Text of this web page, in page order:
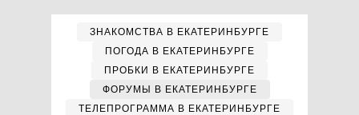
ЗНАКОМСТВА В ЕКАТЕРИНБУРГЕ
ПОГОДА В ЕКАТЕРИНБУРГЕ
ПРОБКИ В ЕКАТЕРИНБУРГЕ
ФОРУМЫ В ЕКАТЕРИНБУРГЕ
ТЕЛЕПРОГРАММА В ЕКАТЕРИНБУРГЕ